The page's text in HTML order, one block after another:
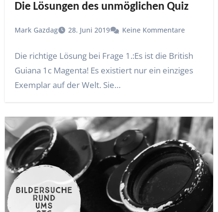
Die Lösungen des unmöglichen Quiz
Mark Gazdag 28. Juni 2019 Keine Kommentare
Die richtige Lösung bei Frage 1.:Es ist die British
Guiana 1c Magenta! Es existiert nur ein einziges
Exemplar auf der Welt. Sie…